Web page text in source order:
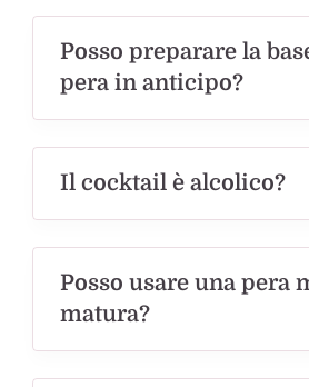
Posso preparare la
pera in anticipo?
Il cocktail è alcolico?
Posso usare una pera
matura?